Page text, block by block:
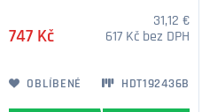
747 Kč
31,12 €
617 Kč bez DPH
OBLÍBENÉ HDT192436B